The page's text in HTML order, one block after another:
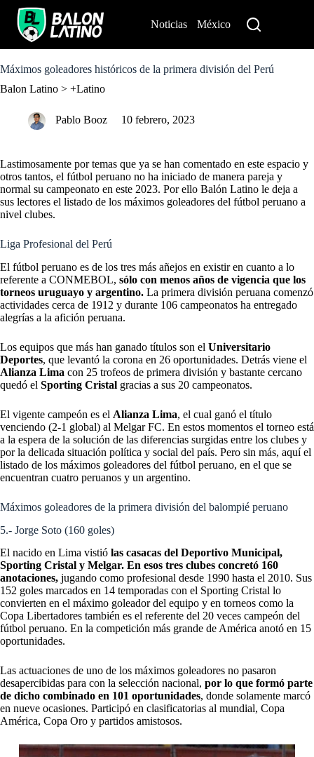
o
o
Noticias México
Máximos goleadores históricos de la primera división del Perú
Balon Latino > +Latino
Pablo Booz 10 febrero, 2023
Lastimosamente por temas que ya se han comentado en este espacio y
otros tantos, el fútbol peruano no ha iniciado de manera pareja y
normal su campeonato en este 2023. Por ello Balón Latino le deja a
sus lectores el listado de los máximos goleadores del fútbol peruano a
nivel clubes.
Liga Profesional del Perú
El fútbol peruano es de los tres más añejos en existir en cuanto a lo
referente a CONMEBOL, sólo con menos años de vigencia que los
torneos uruguayo y argentino. La primera división peruana comenzó
actividades cerca de 1912 y durante 106 campeonatos ha entregado
alegrías a la afición peruana.
Los equipos que más han ganado títulos son el Universitario
Deportes, que levantó la corona en 26 oportunidades. Detrás viene el
Alianza Lima con 25 trofeos de primera división y bastante cercano
quedó el Sporting Cristal gracias a sus 20 campeonatos.
El vigente campeón es el Alianza Lima, el cual ganó el título
venciendo (2-1 global) al Melgar FC. En estos momentos el torneo está
a la espera de la solución de las diferencias surgidas entre los clubes y
por la delicada situación política y social del país. Pero sin más, aquí el
listado de los máximos goleadores del fútbol peruano, en el que se
encuentran cuatro peruanos y un argentino.
Máximos goleadores de la primera división del balompié peruano
5.- Jorge Soto (160 goles)
El nacido en Lima vistió las casacas del Deportivo Municipal,
Sporting Cristal y Melgar. En esos tres clubes concretó 160
anotaciones, jugando como profesional desde 1990 hasta el 2010. Sus
152 goles marcados en 14 temporadas con el Sporting Cristal lo
convierten en el máximo goleador del equipo y en torneos como la
Copa Libertadores también es el referente del 20 veces campeón del
fútbol peruano. En la competición más grande de América anotó en 15
oportunidades.
Las actuaciones de uno de los máximos goleadores no pasaron
desapercibidas para con la selección nacional, por lo que formó parte
de dicho combinado en 101 oportunidades, donde solamente marcó
en nueve ocasiones. Participó en clasificatorias al mundial, Copa
América, Copa Oro y partidos amistosos.